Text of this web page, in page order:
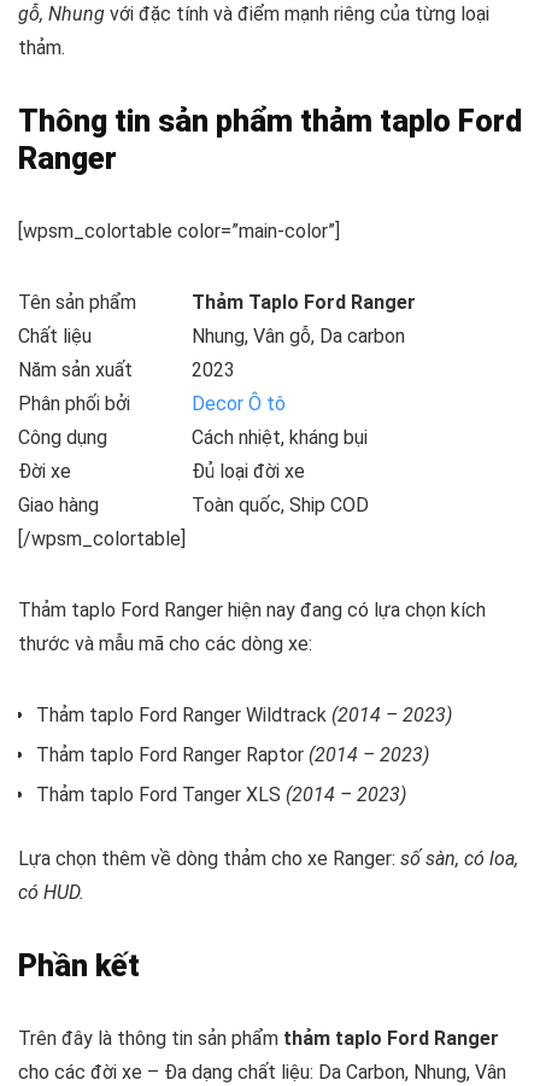
gỗ, Nhung với đặc tính và điểm mạnh riêng của từng loại
thảm.
Thông tin sản phẩm thảm taplo Ford
Ranger
[wpsm_colortable color=”main-color”]
Tên sản phẩm
Thảm Taplo Ford Ranger
Chất liệu
Nhung, Vân gỗ, Da carbon
Năm sản xuất
2023
Phân phối bởi
Decor Ô tô
Công dụng
Cách nhiệt, kháng bụi
Đời xe
Đủ loại đời xe
Giao hàng
Toàn quốc, Ship COD
[/wpsm_colortable]
Thảm taplo Ford Ranger hiện nay đang có lựa chọn kích
thước và mẫu mã cho các dòng xe:
Thảm taplo Ford Ranger Wildtrack (2014 – 2023)
Thảm taplo Ford Ranger Raptor (2014 – 2023)
Thảm taplo Ford Tanger XLS (2014 – 2023)
Lựa chọn thêm về dòng thảm cho xe Ranger: số sàn, có loa,
có HUD.
Phần kết
Trên đây là thông tin sản phẩm thảm taplo Ford Ranger
cho các đời xe – Đa dạng chất liệu: Da Carbon, Nhung, Vân